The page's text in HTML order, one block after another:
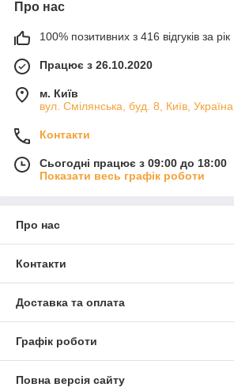
Про нас
100% позитивних з 416 відгуків за рік
Працює з 26.10.2020
м. Київ
вул. Смілянська, буд. 8, Київ, Україна
Контакти
Сьогодні працює з 09:00 до 18:00
Показати весь графік роботи
Про нас
Контакти
Доставка та оплата
Графік роботи
Повна версія сайту